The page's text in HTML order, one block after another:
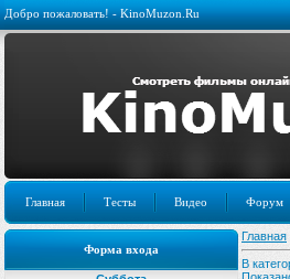
Добро пожаловать! - KinoMuzon.Ru
Главная Тесты Видео Форум
Форма входа
Главная
В